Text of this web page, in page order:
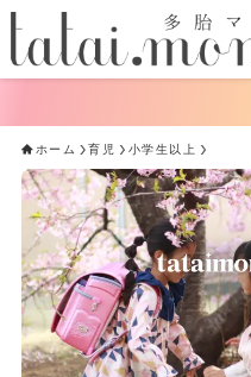
ホーム 育児 小学生以上